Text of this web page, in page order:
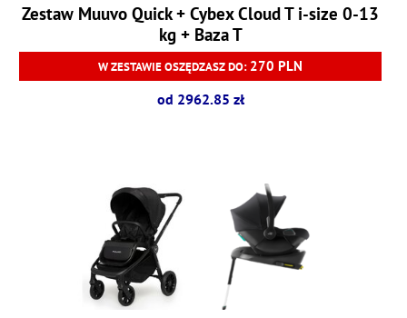
Zestaw Muuvo Quick + Cybex Cloud T i-size 0-13
kg + Baza T
W ZESTAWIE OSZĘDZASZ DO: 270 PLN
od 2962.85 zł